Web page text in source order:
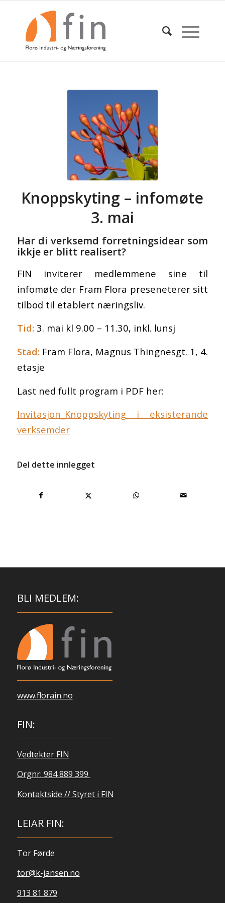
Knoppskyting – infomøte
3. mai
Har di verksemd forretningsidear som
ikkje er blitt realisert?
FIN inviterer medlemmene sine til
infomøte der Fram Flora preseneterer sitt
tilbod til etablert næringsliv.
Tid:3. mai kl 9.00 – 11.30, inkl. lunsj
Stad:Fram Flora, Magnus Thingnesgt. 1, 4.
etasje
Last ned fullt program i PDF her:
Invitasjon_Knoppskyting i eksisterande
verksemder
Del dette innlegget
BLI MEDLEM:
www.florain.no
FIN:
Vedtekter FIN
Orgnr: 984 889 399
Kontaktside // Styret i FIN
LEIAR FIN:
Tor Førde
tor@k-jansen.no
913 81 879